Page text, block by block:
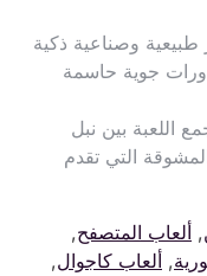
وصناعية ذكية
جوية حاسمة
اللعبة بين نبل
التي تقدم
, ألعاب المتصفح,
, ألعاب كاجوال,